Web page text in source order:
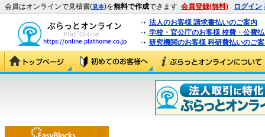
会員はオンラインで見積書(見本)を無料で作成できます 会員登録(無料) ログイン
法人のお客様 請求書払いのご案内
学校・官公庁のお客様 校費・公費
研究機関のお客様 科研費払いのご